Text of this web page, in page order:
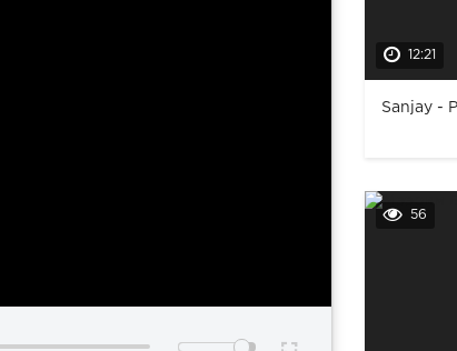
12:21
Sanjay -
56